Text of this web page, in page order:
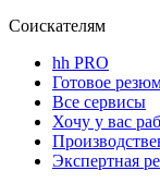
Соискателям
hh PRO
Готовое
Все сервисы
Хочу у вас
Экспертная